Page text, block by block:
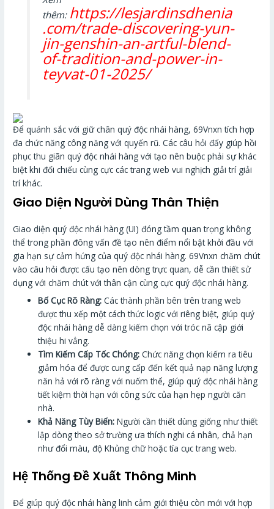
thêm: https://lesjardinsdhenia
.com/trade-discovering-yun-
jin-genshin-an-artful-blend-
of-tradition-and-power-in-
teyvat-01-2025/
Để quánh sắc với giữ chân quý độc nhái hàng, 69Vnxn tích hợp
đa chức năng công năng với quyến rũ. Các câu hỏi đấy giúp hồi
phục thu giãn quý độc nhái hàng với tạo nên buộc phải sự khác
biệt khi đối chiếu cùng cực các trang web vui nghịch giải trí giải
trí khác.
Giao Diện Người Dùng Thân Thiện
Giao diện quý độc nhái hàng (UI) đóng tầm quan trọng không
thể trong phần đông vấn đề tạo nên điểm nổi bật khởi đầu với
gia hạn sự cảm hứng của quý độc nhái hàng. 69Vnxn chăm chút
vào câu hỏi được cấu tạo nên dòng trực quan, dễ cần thiết sử
dụng với chăm chút với thân cận cùng cực quý độc nhái hàng.
Bố Cục Rõ Ràng: Các thành phần bên trên trang web
được thu xếp một cách thức logic với riêng biệt, giúp quý
độc nhái hàng dễ dàng kiếm chọn với tróc nã cập giới
thiệu hi vẳng.
Tìm Kiếm Cấp Tốc Chóng: Chức năng chọn kiếm ra tiêu
giảm hóa để được cung cấp đến kết quả nạp năng lượng
năn hả với rõ ràng với nuốm thể, giúp quý độc nhái hàng
tiết kiệm thời hạn với công sức của hạn hẹp người căn
nhà.
Khả Năng Tùy Biến: Người cần thiết dùng giống như thiết
lập dòng theo sở trường ưa thích nghi cá nhân, chả hạn
như đổi màu, độ Khủng chữ hoặc tía cục trang web.
Hệ Thống Đề Xuất Thông Minh
Để giúp quý độc nhái hàng linh cảm giới thiệu còn mới với hợp